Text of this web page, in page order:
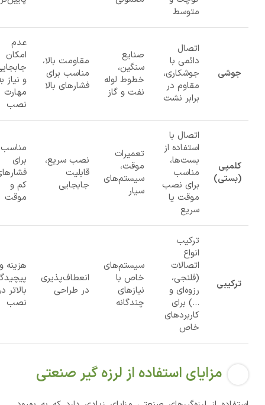
متوسط
جوشی
اتصال
دائمی با
جوشکاری،
مقاوم در
برابر نشت
صنایع
سنگین،
خطوط لوله
نفت و گاز
مقاومت بالا،
مناسب برای
فشارهای بالا
عدم
امکان
و نیاز
مهارت
نصب
کلمپی
(بستی)
اتصال با
استفاده از
بست‌ها،
مناسب
برای نصب
موقت یا
سریع
تعمیرات
موقت،
سیستم‌های
سیار
نصب سریع،
قابلیت
جابجایی
مناسب
برای
کم و
موقت
ترکیبی
ترکیب
انواع
اتصالات
(فلنجی،
رزوه‌ای و
…) برای
کاربردهای
خاص
سیستم‌های
خاص با
نیازهای
چندگانه
انعطاف‌پذیری
در طراحی
هزینه و
بالاتر
نصب
مزایای استفاده از لرزه گیر صنعتی